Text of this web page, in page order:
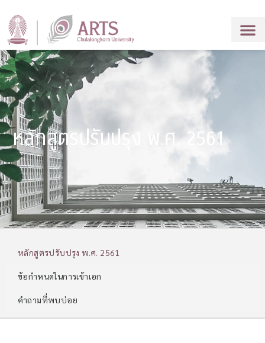
หลักสูตรปรับปรุง พ.ศ. 2561
หลักสูตรปรับปรุง พ.ศ. 2561
ข้อกำหนดในการเข้าเอก
คำถามที่พบบ่อย